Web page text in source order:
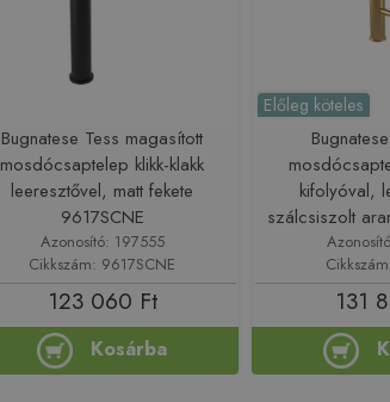
Bugnatese Tess magasított
mosdócsaptelep klikk-klakk
leeresztővel, matt fekete
9617SCNE
Azonosító: 197555
Cikkszám: 9617SCNE
123 060 Ft
Kosárba
Előleg köteles
kifolyóval,
szálcsiszolt
131